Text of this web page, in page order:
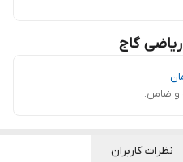
گاج
نظرات کاربران